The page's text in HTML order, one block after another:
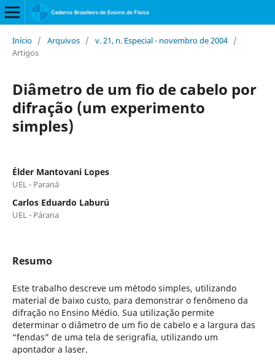
Início / Arquivos / v. 21, n. Especial - novembro de 2004 /
Artigos
Diâmetro de um fio de cabelo por
difração (um experimento
simples)
Élder Mantovani Lopes
UEL - Paraná
Carlos Eduardo Laburú
UEL - Párana
Resumo
Este trabalho descreve um método simples, utilizando
material de baixo custo, para demonstrar o fenômeno da
difração no Ensino Médio. Sua utilização permite
determinar o diâmetro de um fio de cabelo e a largura das
“fendas” de uma tela de serigrafia, utilizando um
apontador a laser.